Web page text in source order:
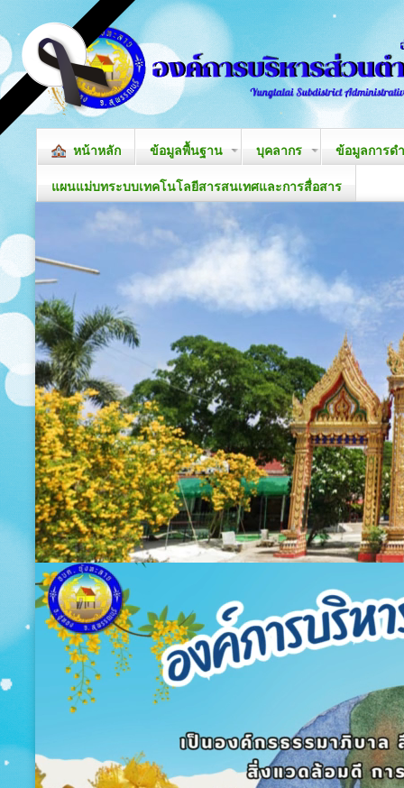
หน้าหลัก ข้อมูลพื้นฐาน บุคลากร ข้อมูลการด
แผนแม่บทระบบเทคโนโลยีสารสนเทศและการสื่อสาร